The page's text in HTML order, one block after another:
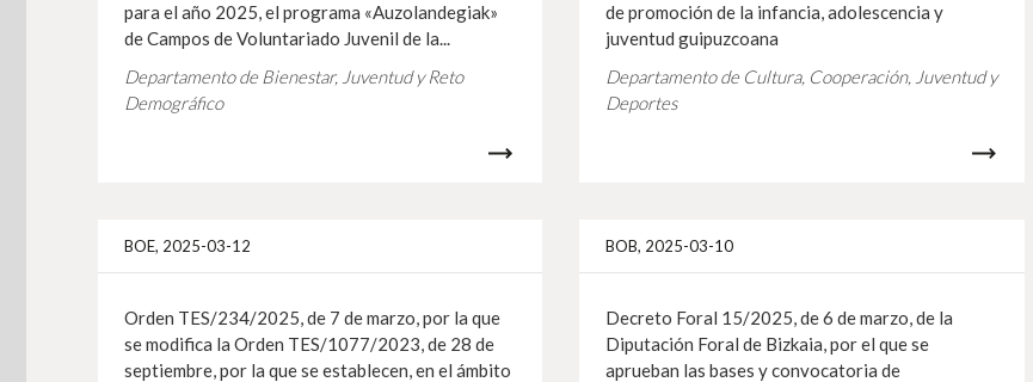
para el año 2025, el programa «Auzolandegiak»
de Campos de Voluntariado Juvenil de la...
Departamento de Bienestar, Juventud y Reto
Demográfico
de promoción de la infancia, adolescencia y
juventud guipuzcoana
Departamento de Cultura, Cooperación, Juventud y
Deportes
BOE, 2025-03-12
Orden TES/234/2025, de 7 de marzo, por la que
se modifica la Orden TES/1077/2023, de 28 de
septiembre, por la que se establecen, en el ámbito
Info gehiagoBOB, 2025-03-10
Decreto Foral 15/2025, de 6 de marzo, de la
Diputación Foral de Bizkaia, por el que se
aprueban las bases y convocatoria de